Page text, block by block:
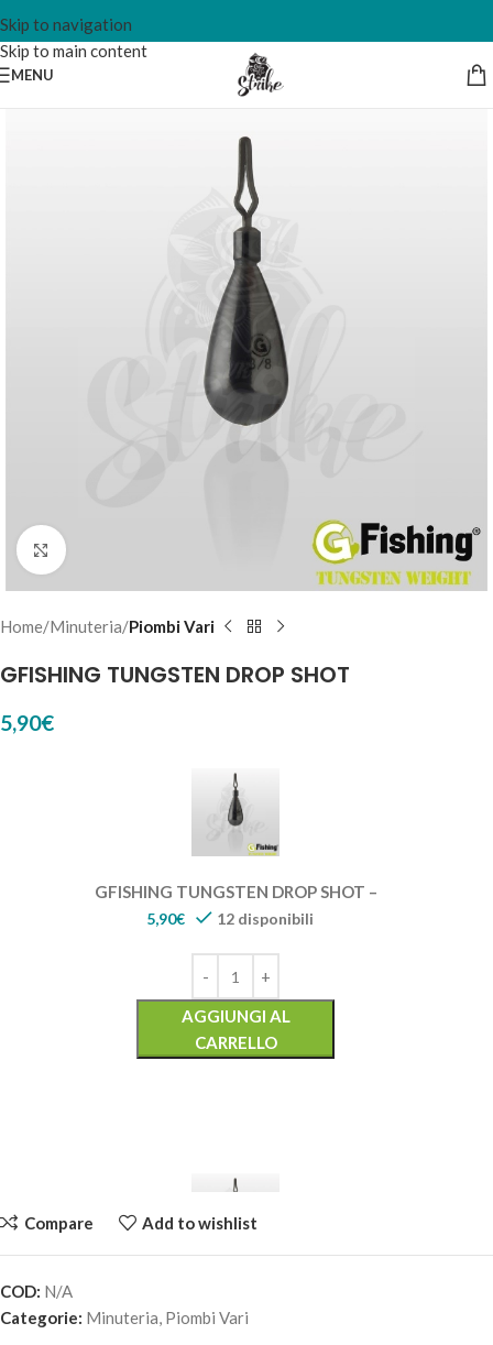
Skip to navigation
Skip to main content
MENU
Click to enlarge
Home Minuteria Piombi Vari
GFISHING TUNGSTEN DROP SHOT
5,90€
GFISHING TUNGSTEN DROP SHOT –
5,90€ 12 disponibili
AGGIUNGI AL
CARRELLO
5,90€ 13 disponibili
Compare Add to wishlist
COD: N/A
Categorie: Minuteria, Piombi Vari